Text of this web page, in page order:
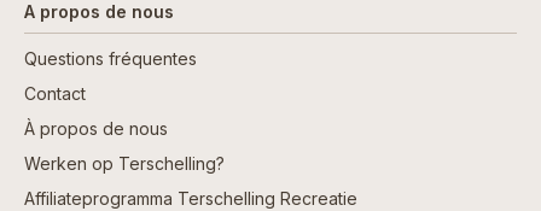
A propos de nous
Questions fréquentes
Contact
À propos de nous
Werken op Terschelling?
Affiliateprogramma Terschelling Recreatie